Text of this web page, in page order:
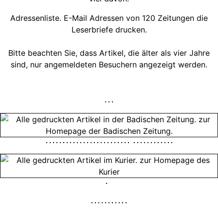
Adressenliste. E-Mail Adressen von 120 Zeitungen die
Leserbriefe drucken.
Bitte beachten Sie, dass Artikel, die älter als vier Jahre
sind, nur angemeldeten Besuchern angezeigt werden.